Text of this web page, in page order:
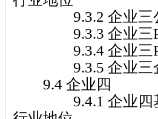
9.3.2 企业三公
9.3.3 企业三
9.3.4 企业三PET
9.3.5 企业三企
9.4 企业四
9.4.1 企业四基本